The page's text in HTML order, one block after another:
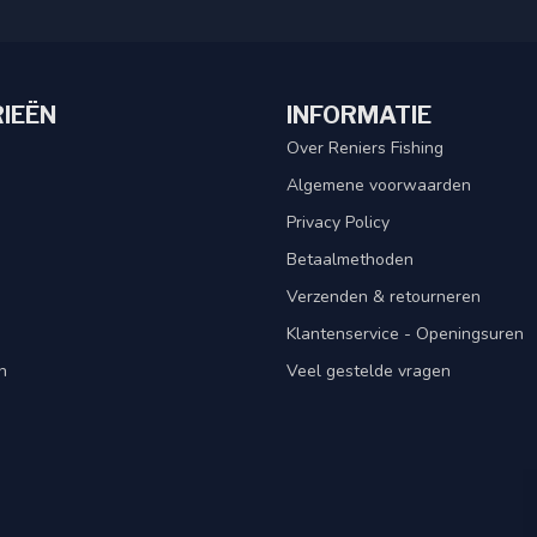
INFORMATIE
Over Reniers Fishing
Algemene voorwaarden
Privacy Policy
Betaalmethoden
Verzenden & retourneren
Klantenservice - Openingsuren
Veel gestelde vragen